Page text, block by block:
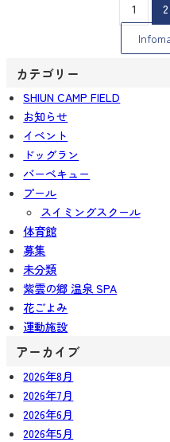
1 2
カテゴリー
SHIUN CAMP FIELD
お知らせ
イベント
ドッグラン
バーベキュー
プール
スイミングスクール
体育館
募集
未分類
紫雲の郷 温泉 SPA
花ごよみ
運動施設
アーカイブ
2026年8月
2026年7月
2026年6月
2026年5月